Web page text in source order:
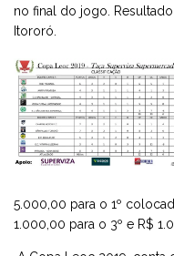
no final do jogo.
Itororó.
5.000,00 para o 1º
1.000,00 para o 3º e R$